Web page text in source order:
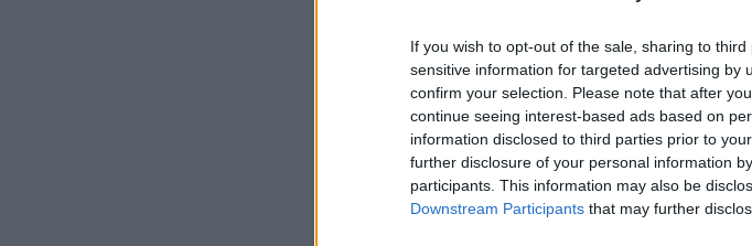
If you wish to opt-out of the sale, sharing to
sensitive information for targeted advertising by
confirm your selection. Please note that after
continue seeing interest-based ads based on
information disclosed to third parties prior to
further disclosure of your personal information
participants. This information may also be
Downstream Participants that may further
Ο Ρεχάγκελ πανηγυρίζει την κατάκτηση του